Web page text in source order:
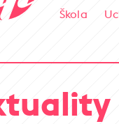
Škola